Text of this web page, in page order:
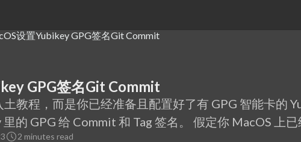
GPG签名Git Commit
教程，而是你已经准备且配置好了有 GPG 智能卡的
的 GPG 给 Commit 和 Tag 签名。 假定你 MacOS 上
2 minutes read